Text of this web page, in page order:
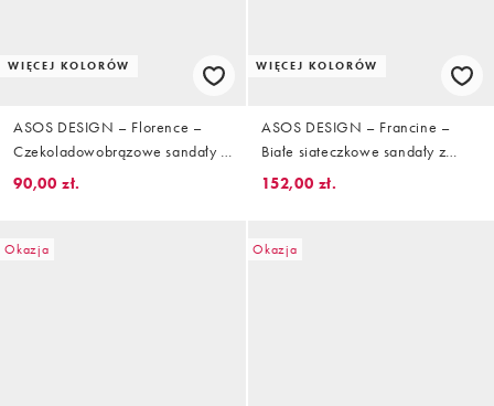
WIĘCEJ KOLORÓW
ASOS DESIGN – Florence –
Czekoladowobrązowe sandały z
pasków, z pętelką na palec
90,00 zł.
WIĘCEJ KOLORÓW
ASOS DESIGN – Francine –
Białe siateczkowe sandały z
paskiem za piętą
152,00 zł.
Okazja Okazja